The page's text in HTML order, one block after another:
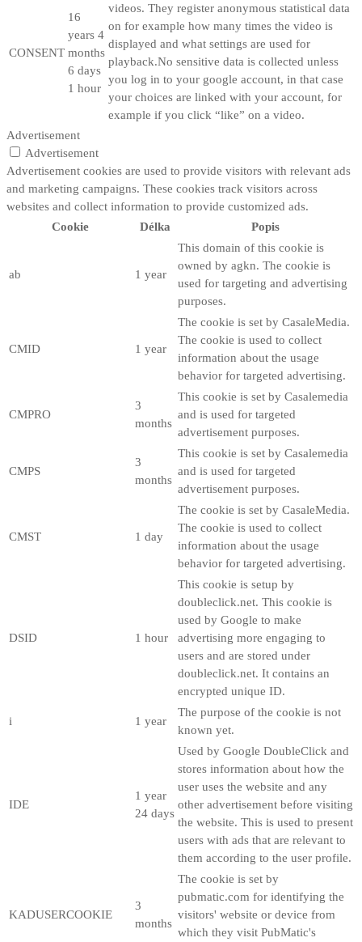
CONSENT
16
years 4
months
6 days
1 hour
videos. They register anonymous statistical data
on for example how many times the video is
displayed and what settings are used for
playback.No sensitive data is collected unless
you log in to your google account, in that case
your choices are linked with your account, for
example if you click “like” on a video.
Advertisement
Advertisement
Advertisement cookies are used to provide visitors with relevant ads
and marketing campaigns. These cookies track visitors across
websites and collect information to provide customized ads.
Cookie
Délka Popis
ab 1 year
This domain of this cookie is
owned by agkn. The cookie is
used for targeting and advertising
purposes.
CMID 1 year
The cookie is set by CasaleMedia.
The cookie is used to collect
information about the usage
behavior for targeted advertising.
CMPRO
3
months
This cookie is set by Casalemedia
and is used for targeted
advertisement purposes.
CMPS
3
months
This cookie is set by Casalemedia
and is used for targeted
advertisement purposes.
CMST 1 day
The cookie is set by CasaleMedia.
The cookie is used to collect
information about the usage
behavior for targeted advertising.
DSID 1 hour
This cookie is setup by
doubleclick.net. This cookie is
used by Google to make
advertising more engaging to
users and are stored under
doubleclick.net. It contains an
encrypted unique ID.
i 1 year
The purpose of the cookie is not
known yet.
IDE
1 year
24 days
Used by Google DoubleClick and
stores information about how the
user uses the website and any
other advertisement before visiting
the website. This is used to present
users with ads that are relevant to
them according to the user profile.
KADUSERCOOKIE
3
months
The cookie is set by
pubmatic.com for identifying the
visitors' website or device from
which they visit PubMatic's